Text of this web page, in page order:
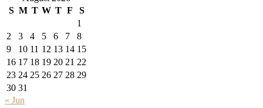
S M T W T F
S
1
2
3 4 5 6 7
8
9
10 11 12 13 14 15
16 17 18 19 20 21 22
23 24 25 26 27 28 29
30 31
« Jun